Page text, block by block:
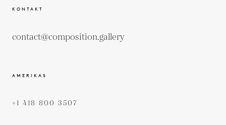
KONTAKT
contact@composition.gallery
AMERIKAS
+1 418 800 3507